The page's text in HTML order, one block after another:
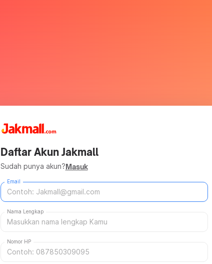
Daftar Akun Jakmall
Sudah punya akun?Masuk
Email
Nama Lengkap
Nomor HP